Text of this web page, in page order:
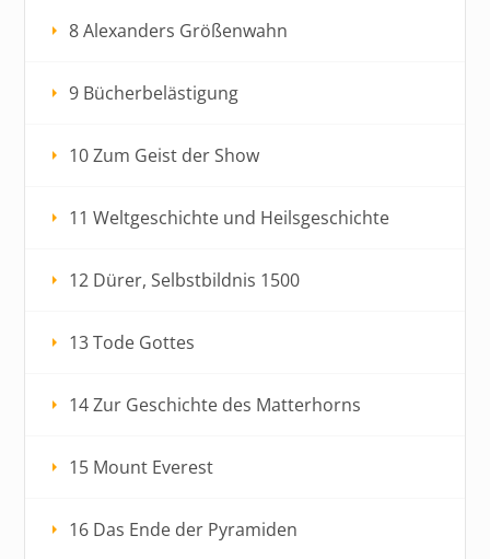
8 Alexanders Größenwahn
9 Bücherbelästigung
10 Zum Geist der Show
11 Weltgeschichte und Heilsgeschichte
12 Dürer, Selbstbildnis 1500
13 Tode Gottes
14 Zur Geschichte des Matterhorns
15 Mount Everest
16 Das Ende der Pyramiden